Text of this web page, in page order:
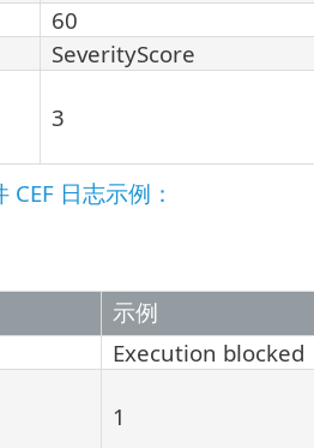
60
SeverityScore
3
CEF 日志示例：
示例
Execution blocked
1